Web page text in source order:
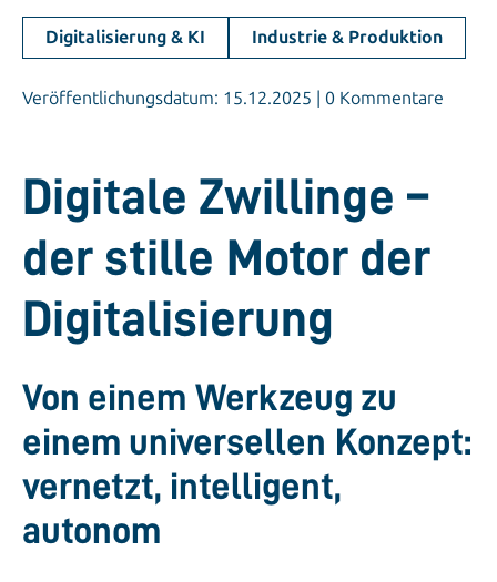
Digitalisierung & KI Industrie & Produktion
Veröffentlichungsdatum: 15.12.2025 | 0 Kommentare
Digitale Zwillinge –
der stille Motor der
Digitalisierung
Von einem Werkzeug zu
einem universellen Konzept:
vernetzt, intelligent,
autonom